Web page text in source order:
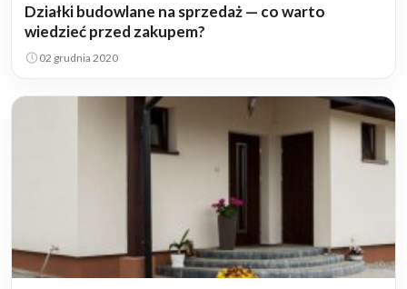
Działki budowlane na sprzedaż — co warto
wiedzieć przed zakupem?
02 grudnia 2020